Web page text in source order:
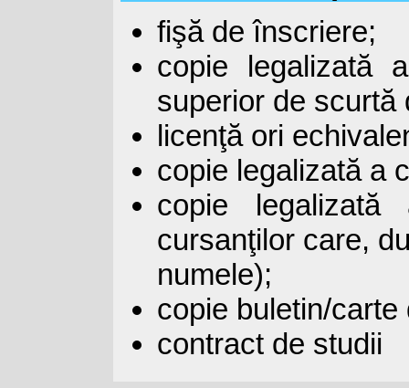
fişă de înscriere;
copie legalizată
superior de scurtă
licenţă ori
copie legalizată a
copie
cursanţilor care,
numele);
copie buletin/carte
contract de studii